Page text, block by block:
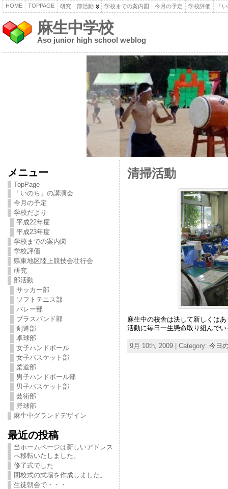
HOME TOPPAGE 研究 部活動 学校までの案内図 今月の予定 学校評価 「
麻生中学校
Aso junior high school weblog
メニュー
TopPage
「いのち」の講演会
今月の予定
学校だより
平成22年度
平成23年度
学校までの案内図
学校評価
県東地区陸上競技会壮行会
研究
部活動
サッカー部
ソフトテニス部
バレー部
ブラスバンド部
剣道部
卓球部
女子ハンドボール
女子バスケット部
柔道部
男子ハンドボール部
男子バスケット部
芸術部
野球部
麻生中グランドデザイン
最近の投稿
当ホームページは新しいアドレス
へ移転いたしました。
修了式でした
閉校式の式場を作成しました。
生徒朝会で・・・
清掃活動
麻生中の校舎は決して新しくは
活動に毎日一生懸命取り組んで
9月 10th, 2009 | Category: 今日